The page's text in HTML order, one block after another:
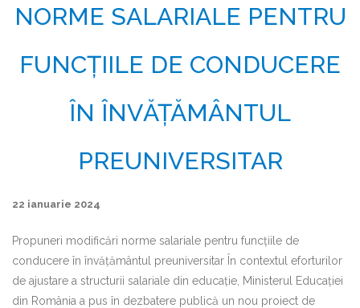
u
pNORME SALARIALE PENTRU
FUNCȚIILE DE CONDUCERE
ÎN ÎNVĂȚĂMÂNTUL
PREUNIVERSITAR
22 ianuarie 2024
Propuneri modificări norme salariale pentru funcțiile de
conducere în învățământul preuniversitar În contextul eforturilor
de ajustare a structurii salariale din educație, Ministerul Educației
din România a pus în dezbatere publică un nou proiect de